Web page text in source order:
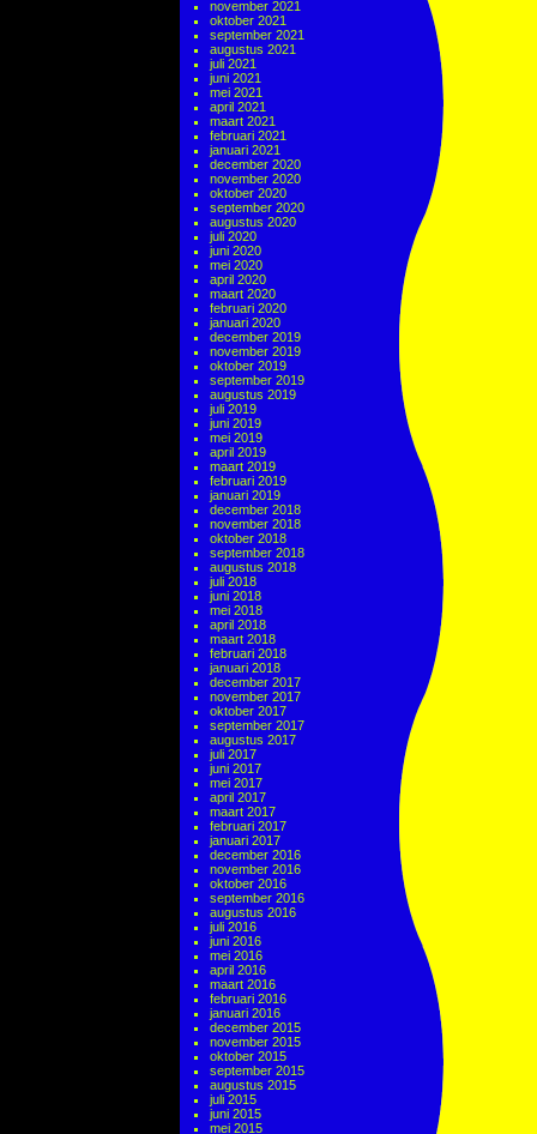
november 2021
oktober 2021
september 2021
augustus 2021
juli 2021
juni 2021
mei 2021
april 2021
maart 2021
februari 2021
januari 2021
december 2020
november 2020
oktober 2020
september 2020
augustus 2020
juli 2020
juni 2020
mei 2020
april 2020
maart 2020
februari 2020
januari 2020
december 2019
november 2019
oktober 2019
september 2019
augustus 2019
juli 2019
juni 2019
mei 2019
april 2019
maart 2019
februari 2019
januari 2019
december 2018
november 2018
oktober 2018
september 2018
augustus 2018
juli 2018
juni 2018
mei 2018
april 2018
maart 2018
februari 2018
januari 2018
december 2017
november 2017
oktober 2017
september 2017
augustus 2017
juli 2017
juni 2017
mei 2017
april 2017
maart 2017
februari 2017
januari 2017
december 2016
november 2016
oktober 2016
september 2016
augustus 2016
juli 2016
juni 2016
mei 2016
april 2016
maart 2016
februari 2016
januari 2016
december 2015
november 2015
oktober 2015
september 2015
augustus 2015
juli 2015
juni 2015
mei 2015